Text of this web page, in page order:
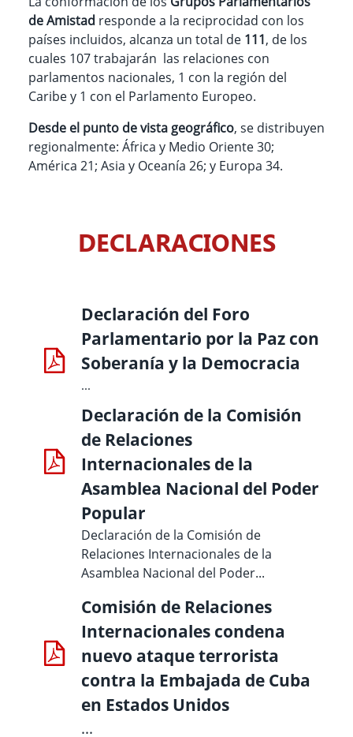
de Amistad responde a la reciprocidad con los
países incluidos, alcanza un total de 111, de los
cuales 107 trabajarán las relaciones con
parlamentos nacionales, 1 con la región del
Caribe y 1 con el Parlamento Europeo.
Desde el punto de vista geográfico, se distribuyen
regionalmente: África y Medio Oriente 30;
América 21; Asia y Oceanía 26; y Europa 34.
DECLARACIONES
Declaración del Foro
Parlamentario por la Paz con
Soberanía y la Democracia
...
Declaración de la Comisión
de Relaciones
Internacionales de la
Asamblea Nacional del Poder
Popular
Declaración de la Comisión de
Relaciones Internacionales de la
Asamblea Nacional del Poder...
Comisión de Relaciones
Internacionales condena
nuevo ataque terrorista
contra la Embajada de Cuba
en Estados Unidos
...